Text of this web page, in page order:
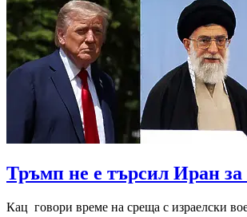
Тръмп не е търсил Иран
Кац говори време на среща с израелски